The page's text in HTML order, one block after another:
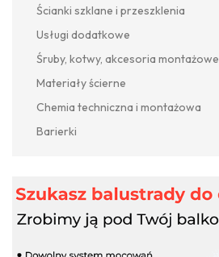
Ścianki szklane i przeszklenia
Usługi dodatkowe
Śruby, kotwy, akcesoria montażowe
Materiały ścierne
Chemia techniczna i montażowa
Barierki